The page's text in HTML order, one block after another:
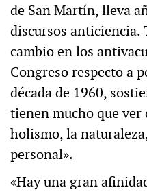
de San Martín, lleva
discursos anticiencia.
cambio en los
Congreso respecto a
década de 1960,
tienen mucho que
holismo, la
personal».
«Hay una gran